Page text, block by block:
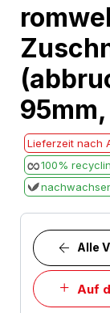
to
the
beginning
of
the
images
gallery
Lieferzeit nach
100%
Auf
Alle